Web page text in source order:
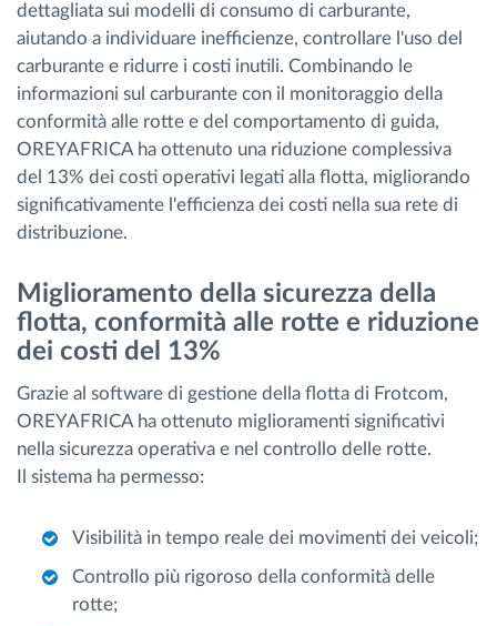
dettagliata sui modelli di consumo di carburante,
aiutando a individuare inefficienze, controllare l'uso del
carburante e ridurre i costi inutili. Combinando le
informazioni sul carburante con il monitoraggio della
conformità alle rotte e del comportamento di guida,
OREYAFRICA ha ottenuto una riduzione complessiva
del 13% dei costi operativi legati alla flotta, migliorando
significativamente l'efficienza dei costi nella sua rete di
distribuzione.
Miglioramento della sicurezza della
flotta, conformità alle rotte e riduzione
dei costi del 13%
Grazie al software di gestione della flotta di Frotcom,
OREYAFRICA ha ottenuto miglioramenti significativi
nella sicurezza operativa e nel controllo delle rotte.
Il sistema ha permesso:
Visibilità in tempo reale dei movimenti dei veicoli;
Controllo più rigoroso della conformità delle
rotte;